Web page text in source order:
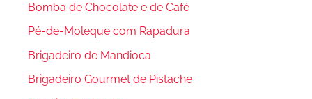
Bomba de Chocolate e de Café
Pé-de-Moleque com Rapadura
Brigadeiro de Mandioca
Brigadeiro Gourmet de Pistache